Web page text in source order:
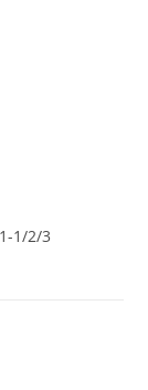
1/2/3